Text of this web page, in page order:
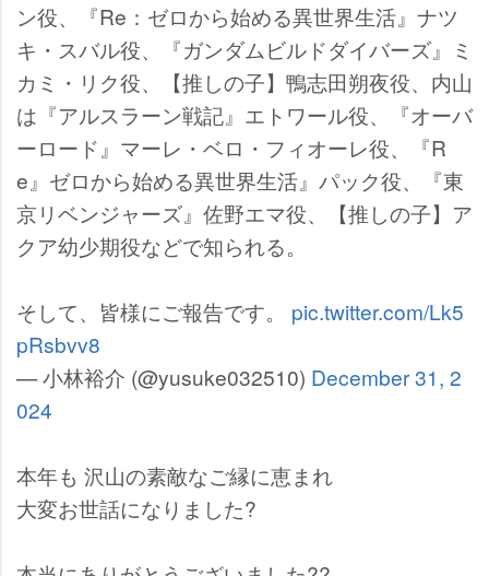
ン役、『Re：ゼロから始める異世界生活』ナツ
キ・スバル役、『ガンダムビルドダイバーズ』ミ
カミ・リク役、【推しの子】鴨志田朔夜役、内山
は『アルスラーン戦記』エトワール役、『オーバ
ーロード』マーレ・ベロ・フィオーレ役、『R
e』ゼロから始める異世界生活』パック役、『東
京リベンジャーズ』佐野エマ役、【推しの子】ア
クア幼少期役などで知られる。
そして、皆様にご報告です。 pic.twitter.com/Lk5
pRsbvv8
— 小林裕介 (@yusuke032510) December 31, 2
024
本年も 沢山の素敵なご縁に恵まれ
大変お世話になりました?